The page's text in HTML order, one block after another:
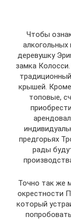
Чтобы
алкогольных
деревушку
замка
крышей.
топовые,
предгорьях
рады
Точно так же
окрестности
который